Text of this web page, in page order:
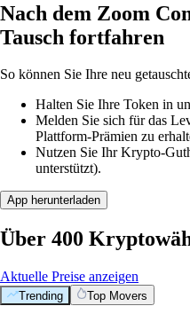
Nach dem Zoom
Tausch fortfahren
So können Sie Ihre neu
Halten Sie Ihre Token in
Melden Sie sich für das
Plattform-Prämien zu
Nutzen Sie Ihr Krypto-
unterstützt).
App herunterladen
Über 400
Aktuelle Preise anzeigen
Trending Top Movers